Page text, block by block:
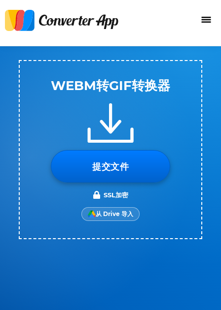
WEBM转GIF转换器
提交文件
SSL加密
从 Drive 导入